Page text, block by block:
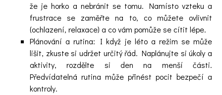
že je horko a nebránit se tomu. Namísto vzteku a
frustrace se zaměřte na to, co můžete ovlivnit
(ochlazení, relaxace) a co vám pomůže se cítit lépe.
Plánování a rutina: I když je léto a režim se může
lišit, zkuste si udržet určitý řád. Naplánujte si úkoly a
aktivity, rozdělte si den na menší části.
Předvídatelná rutina může přinést pocit bezpečí a
kontroly.